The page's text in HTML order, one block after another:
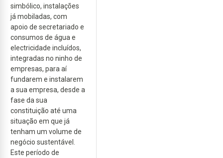
simbólico, instalações
já mobiladas, com
apoio de secretariado e
consumos de água e
electricidade incluídos,
integradas no ninho de
empresas, para aí
fundarem e instalarem
a sua empresa, desde a
fase da sua
constituição até uma
situação em que já
tenham um volume de
negócio sustentável.
Este período de